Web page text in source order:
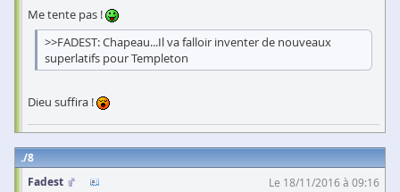
Me tente pas !
>>FADEST: Chapeau...Il va falloir inventer de nouveaux
superlatifs pour Templeton
Dieu suffira !
8
Fadest
Le 18/11/2016 à 09:16